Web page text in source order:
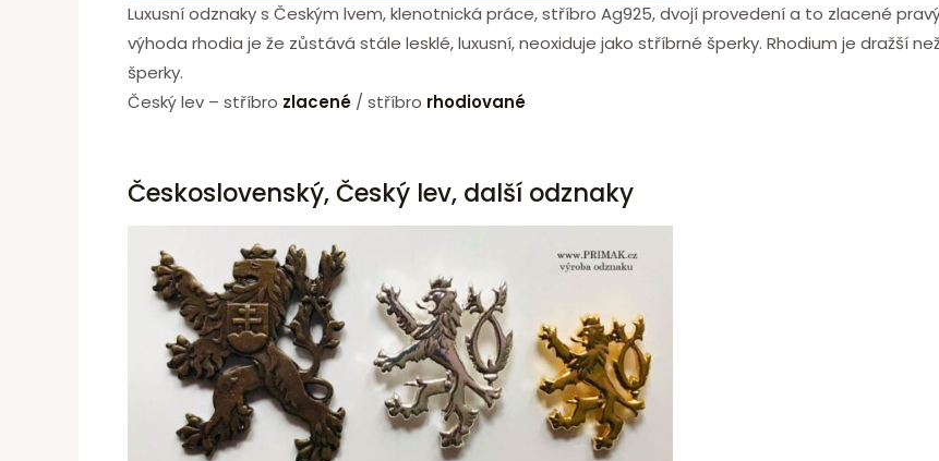
Luxusní odznaky s Českým lvem, klenotnická práce, stříbro Ag925, dvojí provedení a to zlacené
výhoda rhodia je že zůstává stále lesklé, luxusní, neoxiduje jako stříbrné šperky. Rhodium je dražší
šperky.
Český lev – stříbro zlacené / stříbro rhodiované
Československý, Český lev, další odznaky